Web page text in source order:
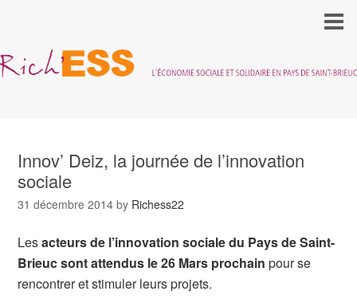
Innov’ Deiz, la journée de l’innovation
sociale
31 décembre 2014 by Richess22
Lesacteurs de l’innovation sociale du Pays de Saint-
Brieuc sont attendus le 26 Mars prochain pour se
rencontrer et stimuler leurs projets.